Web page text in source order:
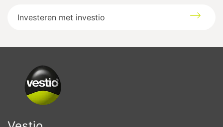
Investeren met investio